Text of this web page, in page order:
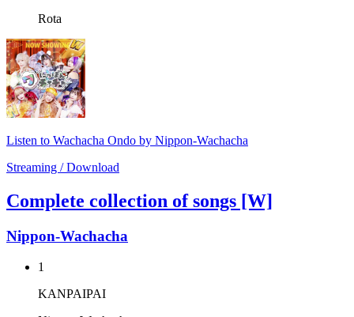
Rota
Listen to Wachacha Ondo by Nippon-Wachacha
Streaming / Download
Complete collection of songs [W]
Nippon-Wachacha
1
KANPAIPAI